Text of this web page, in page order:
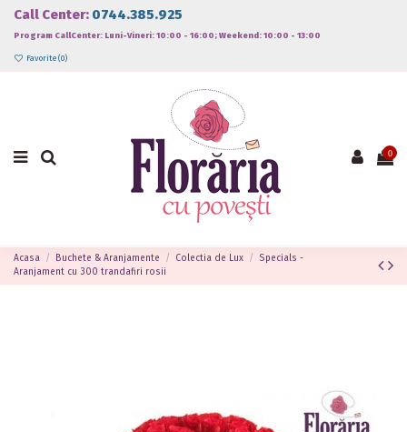
Call Center: 0744.385.925
Program CallCenter: Luni-Vineri: 10:00 - 16:00; Weekend: 10:00 - 13:00
Favorite (0)
0
Acasa Buchete & Aranjamente Colectia de Lux
Specials -
Aranjament cu 300 trandafiri rosii